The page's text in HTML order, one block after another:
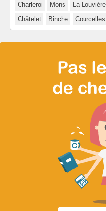
Charleroi Mons La Louvière
Châtelet
Binche Courcelles